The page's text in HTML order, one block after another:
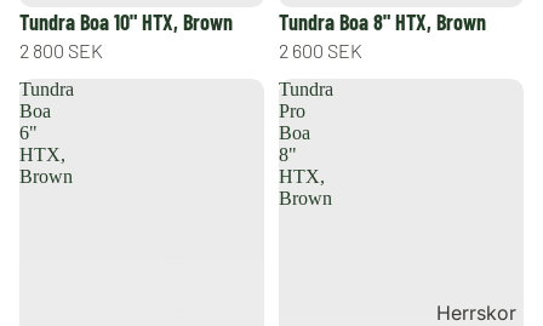
Herrskor
Tundra Boa 10" HTX, Brown
2 800 SEK
Tundra Boa 8" HTX, Brown
2 600 SEK
Tundra
Boa
6"
HTX,
Brown
Tundra
Pro
Boa
8"
HTX,
Brown